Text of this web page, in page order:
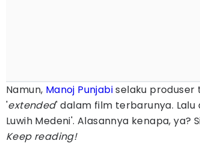
Namun, Manoj Punjabiselaku produser
'extended' dalam film terbarunya. Lalu
Luwih Medeni'. Alasannya kenapa, ya?
Keep reading!